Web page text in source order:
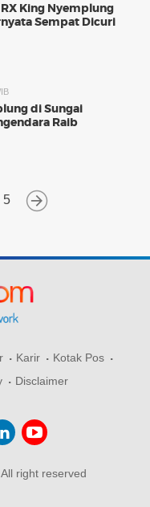
King Nyemplung
Sempat Dicuri
di Sungai
Raib
5
Karir
Kotak Pos
Disclaimer
right reserved